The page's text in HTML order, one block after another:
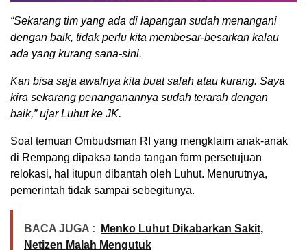
“Sekarang tim yang ada di lapangan sudah menangani
dengan baik, tidak perlu kita membesar-besarkan kalau
ada yang kurang sana-sini.
Kan bisa saja awalnya kita buat salah atau kurang. Saya
kira sekarang penanganannya sudah terarah dengan
baik,” ujar Luhut ke JK.
Soal temuan Ombudsman RI yang mengklaim anak-anak
di Rempang dipaksa tanda tangan form persetujuan
relokasi, hal itupun dibantah oleh Luhut. Menurutnya,
pemerintah tidak sampai sebegitunya.
BACA JUGA :
Menko Luhut Dikabarkan Sakit,
Netizen Malah Mengutuk